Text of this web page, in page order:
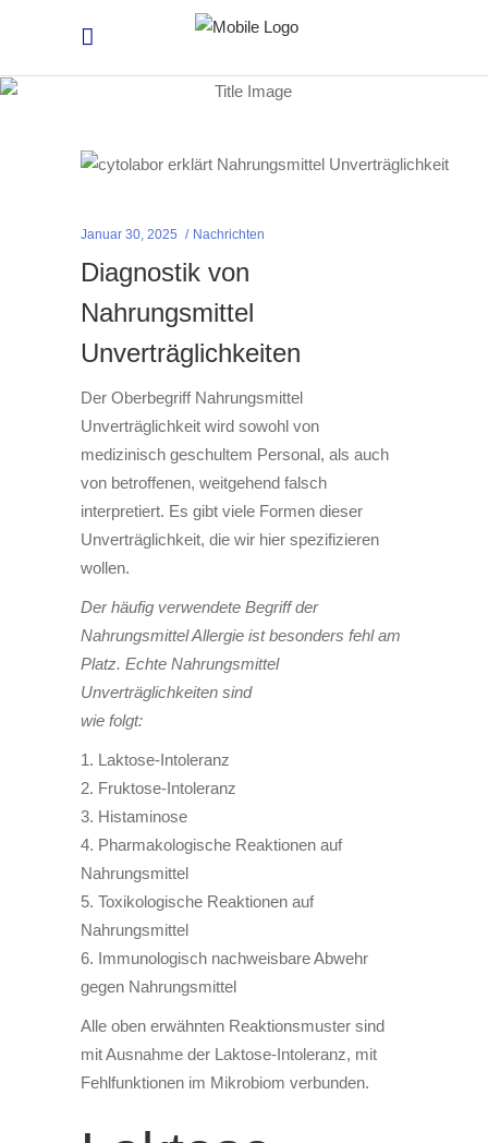
Januar 30, 2025 Nachrichten
Diagnostik von
Nahrungsmittel
Unverträglichkeiten
Der Oberbegriff Nahrungsmittel
Unverträglichkeit wird sowohl von
medizinisch geschultem Personal, als auch
von betroffenen, weitgehend falsch
interpretiert. Es gibt viele Formen dieser
Unverträglichkeit, die wir hier spezifizieren
wollen.
Der häufig verwendete Begriff der
Nahrungsmittel Allergie ist besonders fehl am
Platz. Echte Nahrungsmittel
Unverträglichkeiten sind
wie folgt:
1. Laktose-Intoleranz
2. Fruktose-Intoleranz
3. Histaminose
4. Pharmakologische Reaktionen auf
Nahrungsmittel
5. Toxikologische Reaktionen auf
Nahrungsmittel
6. Immunologisch nachweisbare Abwehr
gegen Nahrungsmittel
Alle oben erwähnten Reaktionsmuster sind
mit Ausnahme der Laktose-Intoleranz, mit
Fehlfunktionen im Mikrobiom verbunden.